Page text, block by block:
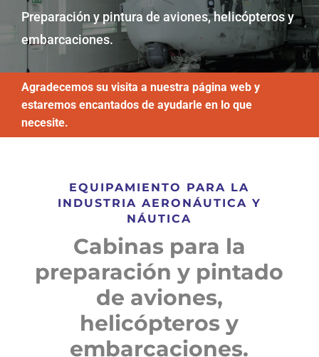
Preparación y pintura de aviones, helicópteros y
embarcaciones.
Agradecemos su visita a nuestra página web y
estaremos encantados de ayudarle en lo que
necesite.
EQUIPAMIENTO PARA LA
INDUSTRIA AERONÁUTICA Y
NÁUTICA
Cabinas para la
preparación y pintado
de aviones,
helicópteros y
embarcaciones.